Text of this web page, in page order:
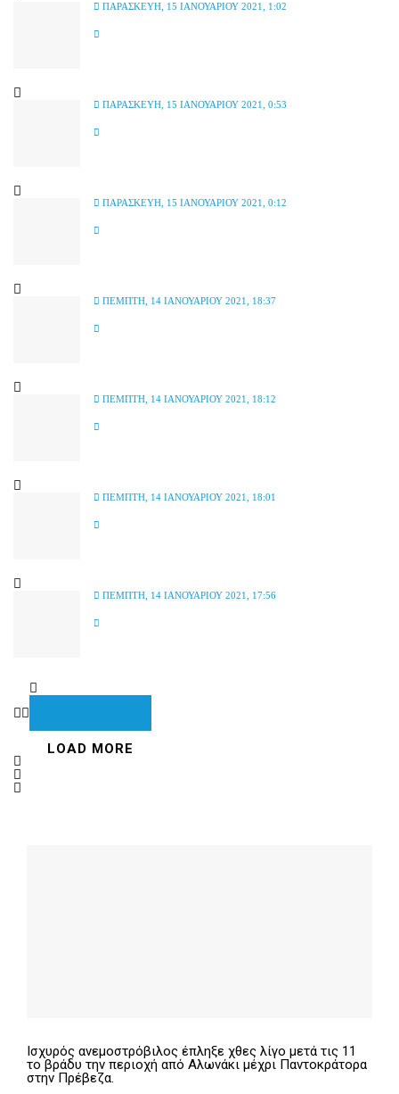
ΠΑΡΑΣΚΕΥΉ, 15 ΙΑΝΟΥΑΡΊΟΥ 2021, 1:02
ΠΑΡΑΣΚΕΥΉ, 15 ΙΑΝΟΥΑΡΊΟΥ 2021, 0:53
ΠΑΡΑΣΚΕΥΉ, 15 ΙΑΝΟΥΑΡΊΟΥ 2021, 0:12
ΠΈΜΠΤΗ, 14 ΙΑΝΟΥΑΡΊΟΥ 2021, 18:37
ΠΈΜΠΤΗ, 14 ΙΑΝΟΥΑΡΊΟΥ 2021, 18:12
ΠΈΜΠΤΗ, 14 ΙΑΝΟΥΑΡΊΟΥ 2021, 18:01
ΠΈΜΠΤΗ, 14 ΙΑΝΟΥΑΡΊΟΥ 2021, 17:56
LOAD MORE
Ισχυρός ανεμοστρόβιλος έπληξε χθες λίγο μετά τις 11
το βράδυ την περιοχή από Αλωνάκι μέχρι Παντοκράτορα
στην Πρέβεζα.